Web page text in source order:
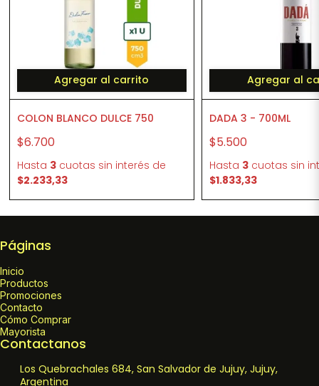
Agregar al carrito
COLON BLANCO DULCE 750
$6.700
Hasta 3cuotas sin interés de
$2.233,33
Agregar al
DADA 3 - 700ML
$5.500
Hasta 3 cuotas sin
$1.833,33
Páginas
Inicio
Productos
Promociones
Contacto
Cómo Comprar
Mayorista
Contactanos
Los Quebrachales 684, San Salvador de Jujuy, Jujuy,
Argentina